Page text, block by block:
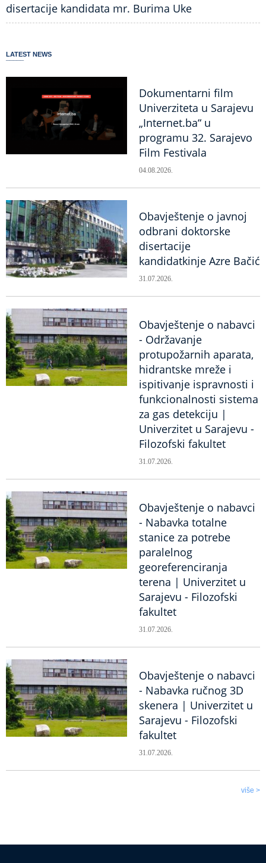
disertacije kandidata mr. Burima Uke
LATEST NEWS
Dokumentarni film
Univerziteta u Sarajevu
„Internet.ba“ u
programu 32. Sarajevo
Film Festivala
04.08.2026.
Obavještenje o javnoj
odbrani doktorske
disertacije
kandidatkinje Azre Bačić
31.07.2026.
Obavještenje o nabavci
- Održavanje
protupožarnih aparata,
hidrantske mreže i
ispitivanje ispravnosti i
funkcionalnosti sistema
za gas detekciju |
Univerzitet u Sarajevu -
Filozofski fakultet
31.07.2026.
Obavještenje o nabavci
- Nabavka totalne
stanice za potrebe
paralelnog
georeferenciranja
terena | Univerzitet u
Sarajevu - Filozofski
fakultet
31.07.2026.
Obavještenje o nabavci
- Nabavka ručnog 3D
skenera | Univerzitet u
Sarajevu - Filozofski
fakultet
31.07.2026.
više >